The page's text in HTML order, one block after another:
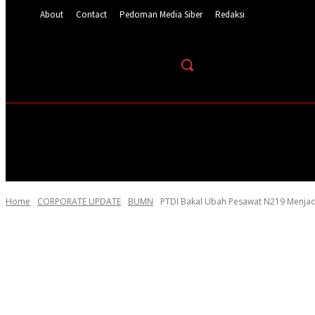
About
Contact Pedoman Media Siber Redaksi
Home CORPORATE UPDATE BUMN PTDI Bakal Ubah Pesawat N219